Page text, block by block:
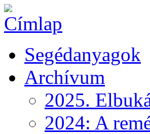
Segédanyagok
Archívum
2025.
2024: A